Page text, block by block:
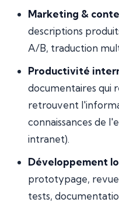
Marketing &
descriptions
A/B, traduction
Productivité
documentaires qui
retrouvent
connaissances de
intranet).
Développement
prototypage,
tests,